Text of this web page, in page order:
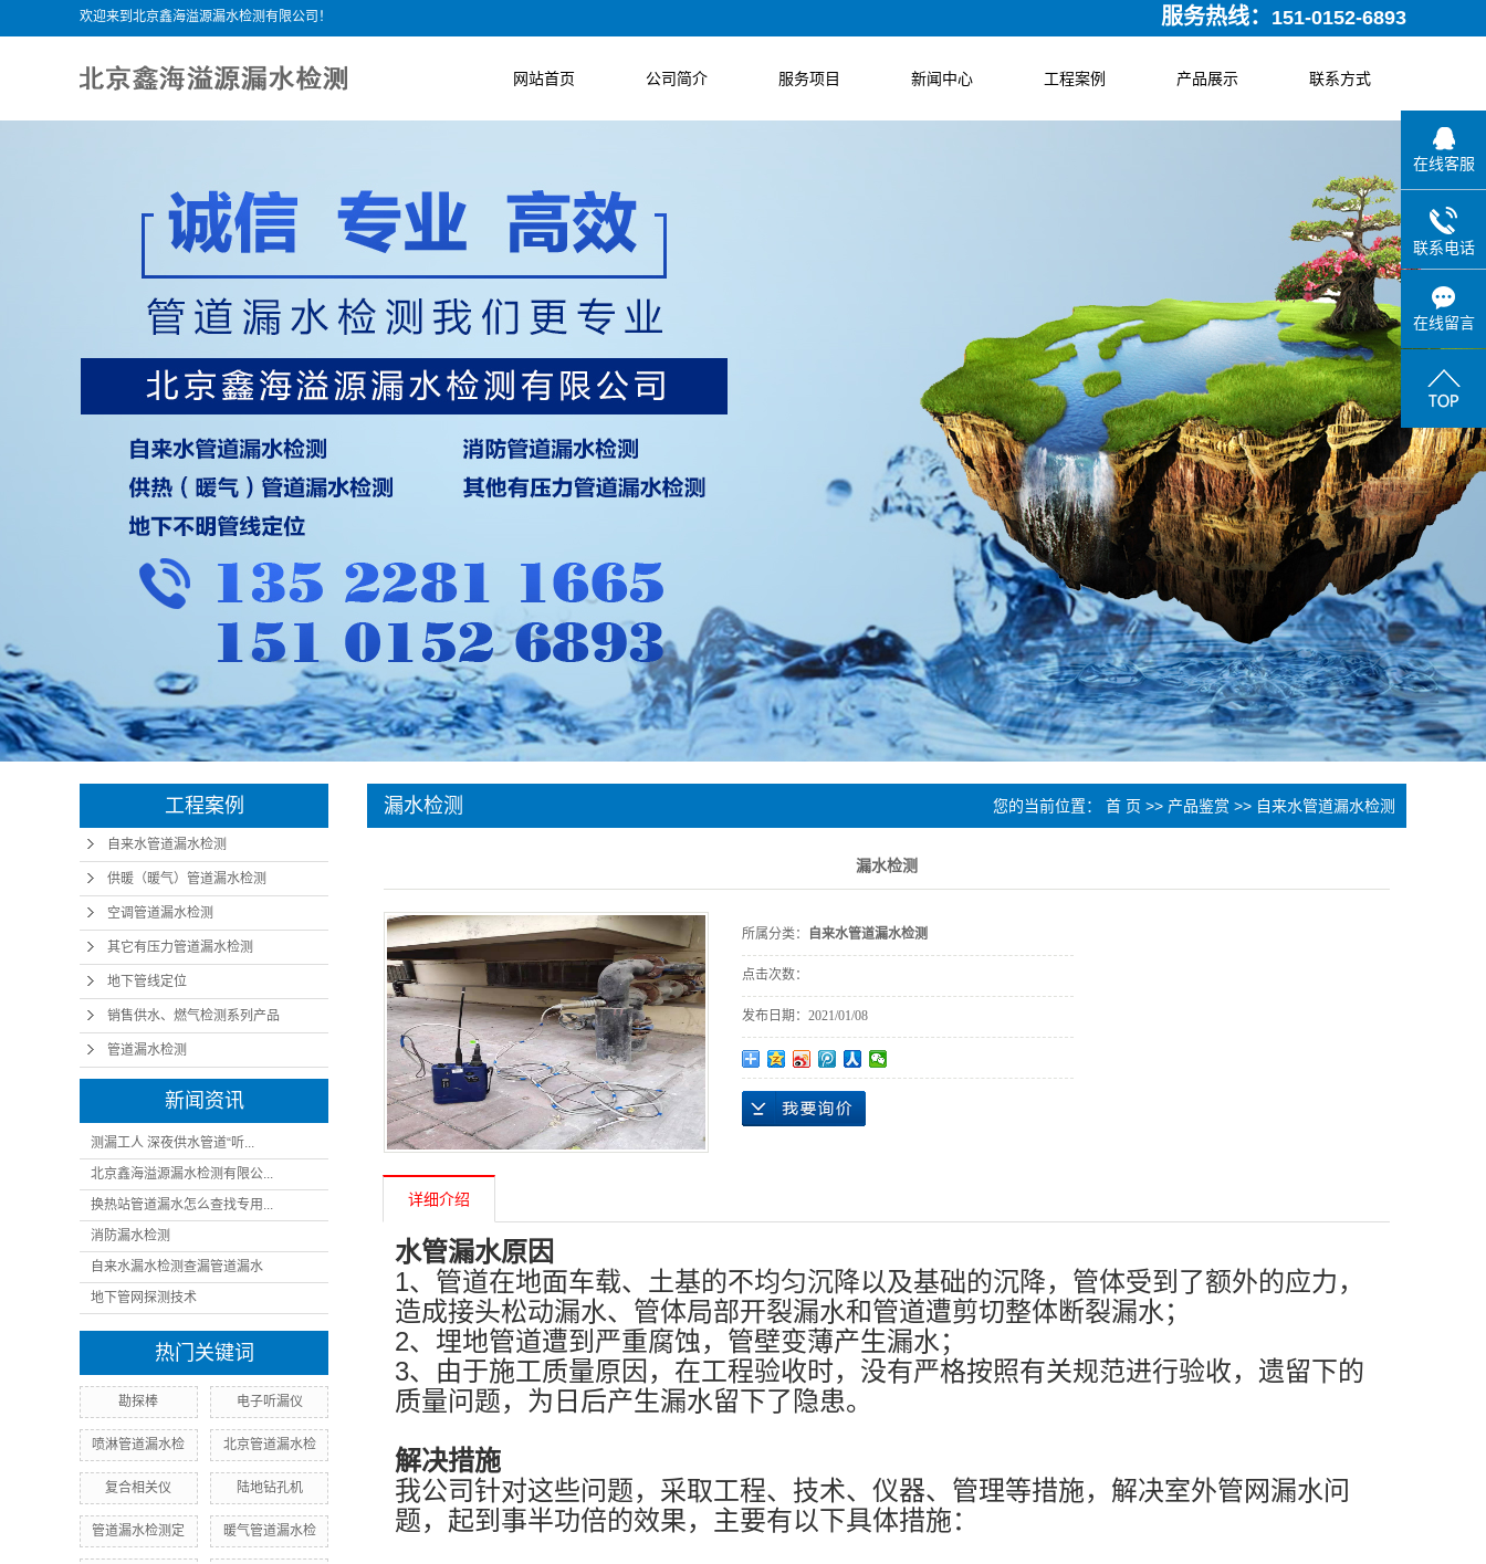
欢迎来到北京鑫海溢源漏水检测有限公司！ 服务热线： 151-0152-6893
网站首页 公司简介 服务项目 新闻中心 工程案例 产品展示 联系方式
工程案例
自来水管道漏水检测
供暖（暖气）管道漏水检测
空调管道漏水检测
其它有压力管道漏水检测
地下管线定位
销售供水、燃气检测系列产品
管道漏水检测
新闻资讯
测漏工人 深夜供水管道“听...
北京鑫海溢源漏水检测有限公...
换热站管道漏水怎么查找专用...
消防漏水检测
自来水漏水检测查漏管道漏水
地下管网探测技术
热门关键词
勘探棒 电子听漏仪
喷淋管道漏水检 北京管道漏水检
复合相关仪 陆地钻孔机
管道漏水检测定 暖气管道漏水检
漏水检测 您的当前位置： 首 页 >> 产品鉴赏 >> 自来水管道漏水检测
漏水检测
所属分类： 自来水管道漏水检测
点击次数：
发布日期： 2021/01/08
详细介绍
水管漏水原因
1、管道在地面车载、土基的不均匀沉降以及基础的沉降，管体受到了额外的应力，
造成接头松动漏水、管体局部开裂漏水和管道遭剪切整体断裂漏水；
2、埋地管道遭到严重腐蚀，管壁变薄产生漏水；
3、由于施工质量原因，在工程验收时，没有严格按照有关规范进行验收，遗留下的
质量问题，为日后产生漏水留下了隐患。
解决措施
我公司针对这些问题，采取工程、技术、仪器、管理等措施，解决室外管网漏水问
题，起到事半功倍的效果，主要有以下具体措施：
在线客服
联系电话
在线留言